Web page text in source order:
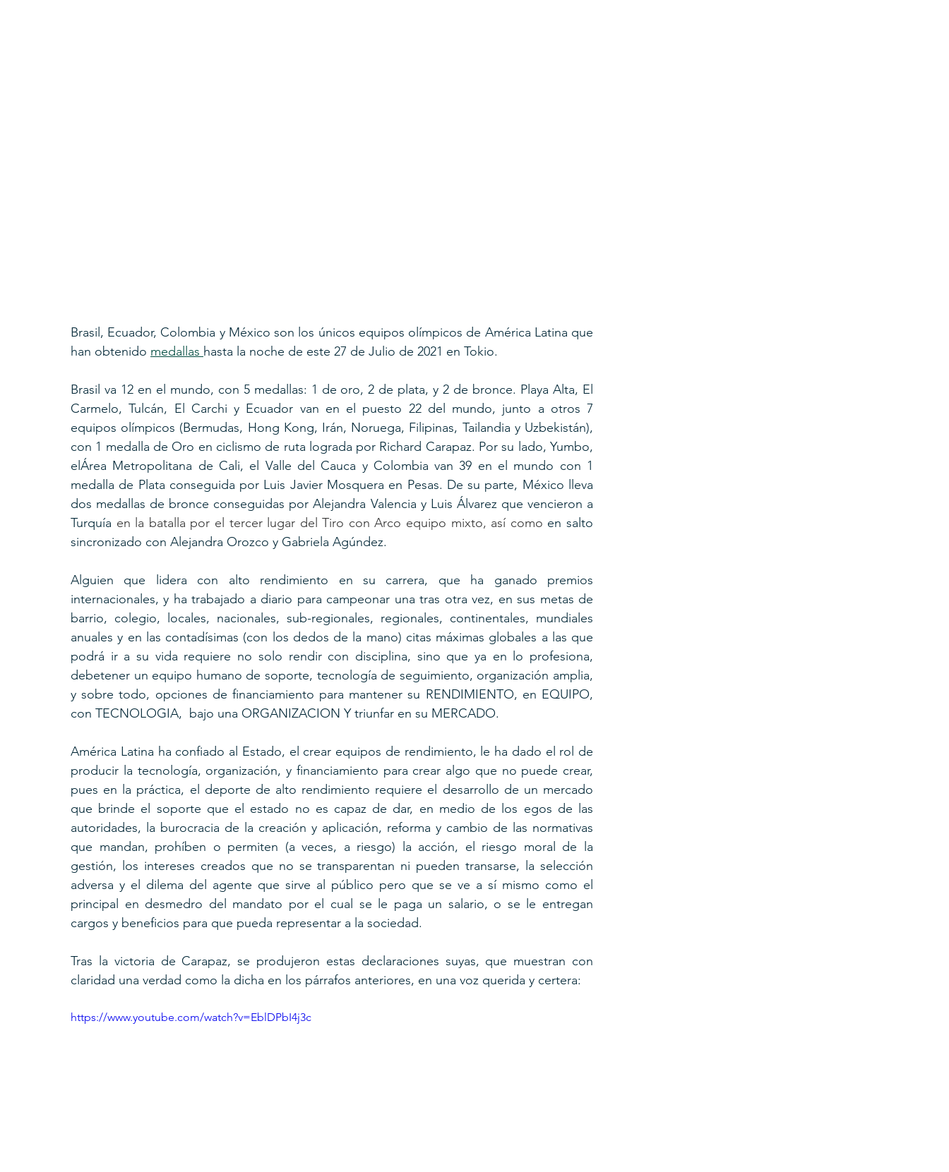
Brasil, Ecuador, Colombia y México son los únicos equipos olímpicos de América Latina que
han obtenido medallas hasta la noche de este 27 de Julio de 2021 en Tokio.
Brasil va 12 en el mundo, con 5 medallas: 1 de oro, 2 de plata, y 2 de bronce. Playa Alta, El
Carmelo, Tulcán, El Carchi y Ecuador van en el puesto 22 del mundo, junto a otros 7
equipos olímpicos (Bermudas, Hong Kong, Irán, Noruega, Filipinas, Tailandia y Uzbekistán),
con 1 medalla de Oro en ciclismo de ruta lograda por Richard Carapaz. Por su lado, Yumbo,
elÁrea Metropolitana de Cali, el Valle del Cauca y Colombia van 39 en el mundo con 1
medalla de Plata conseguida por Luis Javier Mosquera en Pesas. De su parte, México lleva
dos medallas de bronce conseguidas por Alejandra Valencia y Luis Álvarez que vencieron a
Turquía en la batalla por el tercer lugar del Tiro con Arco equipo mixto, así como en salto
sincronizado con Alejandra Orozco y Gabriela Agúndez.
Alguien que lidera con alto rendimiento en su carrera, que ha ganado premios
internacionales, y ha trabajado a diario para campeonar una tras otra vez, en sus metas de
barrio, colegio, locales, nacionales, sub-regionales, regionales, continentales, mundiales
anuales y en las contadísimas (con los dedos de la mano) citas máximas globales a las que
podrá ir a su vida requiere no solo rendir con disciplina, sino que ya en lo profesiona,
debetener un equipo humano de soporte, tecnología de seguimiento, organización amplia,
y sobre todo, opciones de financiamiento para mantener su RENDIMIENTO, en EQUIPO,
con TECNOLOGIA,  bajo una ORGANIZACION Y triunfar en su MERCADO.
América Latina ha confiado al Estado, el crear equipos de rendimiento, le ha dado el rol de
producir la tecnología, organización, y financiamiento para crear algo que no puede crear,
pues en la práctica, el deporte de alto rendimiento requiere el desarrollo de un mercado
que brinde el soporte que el estado no es capaz de dar, en medio de los egos de las
autoridades, la burocracia de la creación y aplicación, reforma y cambio de las normativas
que mandan, prohíben o permiten (a veces, a riesgo) la acción, el riesgo moral de la
gestión, los intereses creados que no se transparentan ni pueden transarse, la selección
adversa y el dilema del agente que sirve al público pero que se ve a sí mismo como el
principal en desmedro del mandato por el cual se le paga un salario, o se le entregan
cargos y beneficios para que pueda representar a la sociedad.
Tras la victoria de Carapaz, se produjeron estas declaraciones suyas, que muestran con
claridad una verdad como la dicha en los párrafos anteriores, en una voz querida y certera:
https://www.youtube.com/watch?v=EblDPbI4j3c